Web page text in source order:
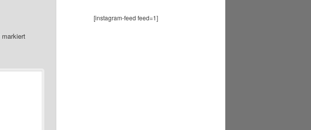
markiert
[instagram-feed feed=1]